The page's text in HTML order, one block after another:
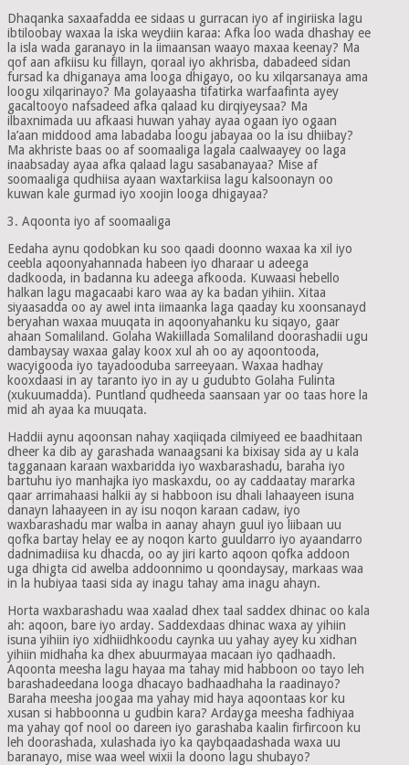
Dhaqanka saxaafadda ee sidaas u gurracan iyo af ingiriiska lagu
ibtiloobay waxaa la iska weydiin karaa: Afka loo wada dhashay ee
la isla wada garanayo in la iimaansan waayo maxaa keenay? Ma
qof aan afkiisu ku fillayn, qoraal iyo akhrisba, dabadeed sidan
fursad ka dhiganaya ama looga dhigayo, oo ku xilqarsanaya ama
loogu xilqarinayo? Ma golayaasha tifatirka warfaafinta ayey
gacaltooyo nafsadeed afka qalaad ku dirqiyeysaa? Ma
ilbaxnimada uu afkaasi huwan yahay ayaa ogaan iyo ogaan
la’aan middood ama labadaba loogu jabayaa oo la isu dhiibay?
Ma akhriste baas oo af soomaaliga lagala caalwaayey oo laga
inaabsaday ayaa afka qalaad lagu sasabanayaa? Mise af
soomaaliga qudhiisa ayaan waxtarkiisa lagu kalsoonayn oo
kuwan kale gurmad iyo xoojin looga dhigayaa?
3. Aqoonta iyo af soomaaliga
Eedaha aynu qodobkan ku soo qaadi doonno waxaa ka xil iyo
ceebla aqoonyahannada habeen iyo dharaar u adeega
dadkooda, in badanna ku adeega afkooda. Kuwaasi hebello
halkan lagu magacaabi karo waa ay ka badan yihiin. Xitaa
siyaasadda oo ay awel inta iimaanka laga qaaday ku xoonsanayd
beryahan waxaa muuqata in aqoonyahanku ku siqayo, gaar
ahaan Somaliland. Golaha Wakiillada Somaliland doorashadii ugu
dambaysay waxaa galay koox xul ah oo ay aqoontooda,
wacyigooda iyo tayadooduba sarreeyaan. Waxaa hadhay
kooxdaasi in ay taranto iyo in ay u gudubto Golaha Fulinta
(xukuumadda). Puntland qudheeda saansaan yar oo taas hore la
mid ah ayaa ka muuqata.
Haddii aynu aqoonsan nahay xaqiiqada cilmiyeed ee baadhitaan
dheer ka dib ay garashada wanaagsani ka bixisay sida ay u kala
tagganaan karaan waxbaridda iyo waxbarashadu, baraha iyo
bartuhu iyo manhajka iyo maskaxdu, oo ay caddaatay mararka
qaar arrimahaasi halkii ay si habboon isu dhali lahaayeen isuna
danayn lahaayeen in ay isu noqon karaan cadaw, iyo
waxbarashadu mar walba in aanay ahayn guul iyo liibaan uu
qofka bartay helay ee ay noqon karto guuldarro iyo ayaandarro
dadnimadiisa ku dhacda, oo ay jiri karto aqoon qofka addoon
uga dhigta cid awelba addoonnimo u qoondaysay, markaas waa
in la hubiyaa taasi sida ay inagu tahay ama inagu ahayn.
Horta waxbarashadu waa xaalad dhex taal saddex dhinac oo kala
ah: aqoon, bare iyo arday. Saddexdaas dhinac waxa ay yihiin
isuna yihiin iyo xidhiidhkoodu caynka uu yahay ayey ku xidhan
yihiin midhaha ka dhex abuurmayaa macaan iyo qadhaadh.
Aqoonta meesha lagu hayaa ma tahay mid habboon oo tayo leh
barashadeedana looga dhacayo badhaadhaha la raadinayo?
Baraha meesha joogaa ma yahay mid haya aqoontaas kor ku
xusan si habboonna u gudbin kara? Ardayga meesha fadhiyaa
ma yahay qof nool oo dareen iyo garashaba kaalin firfircoon ku
leh doorashada, xulashada iyo ka qaybqaadashada waxa uu
baranayo, mise waa weel wixii la doono lagu shubayo?